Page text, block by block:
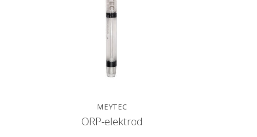
MEYTEC
ORP-elektrod